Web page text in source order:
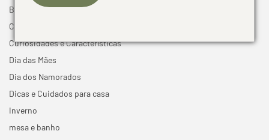
Black Friday
Cama mesa e banho
Curiosidades e Características
Dia das Mães
Dia dos Namorados
Dicas e Cuidados para casa
Inverno
mesa e banho